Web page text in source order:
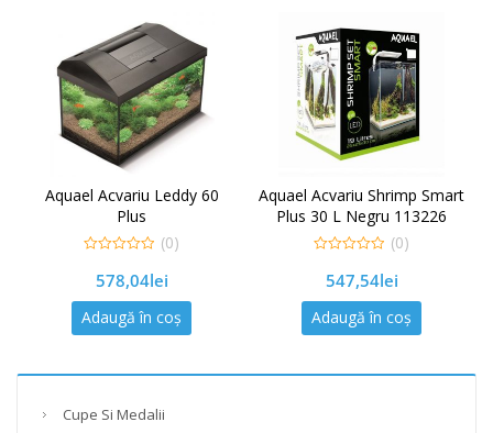
Aquael Acvariu Leddy 60
Plus
out
5
(0)
578,04lei
Adaugă în coș
Aquael Acvariu Shrimp Smart
Plus 30 L Negru 113226
out
5
(0)
547,54lei
Adaugă în coș
Cupe Si Medalii